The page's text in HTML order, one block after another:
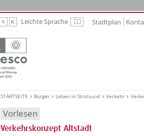
K K Leichte Sprache Leichte Sprache
Stadtplan
STARTSEITE Bürger Leben in Stralsund Verkehr
Vorlesen
Verkehrskonzept Altstadt